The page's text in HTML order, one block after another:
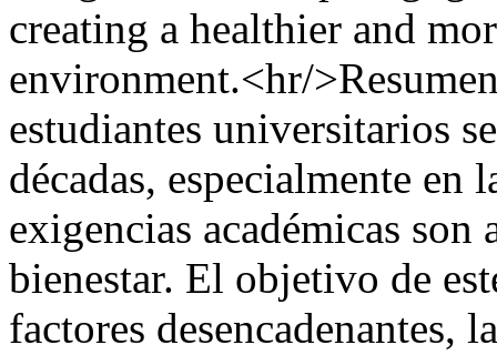
creating a healthier and
environment.<hr/
estudiantes universitarios
décadas, especialmente en
exigencias académicas son
bienestar. El objetivo de
factores desencadenantes,